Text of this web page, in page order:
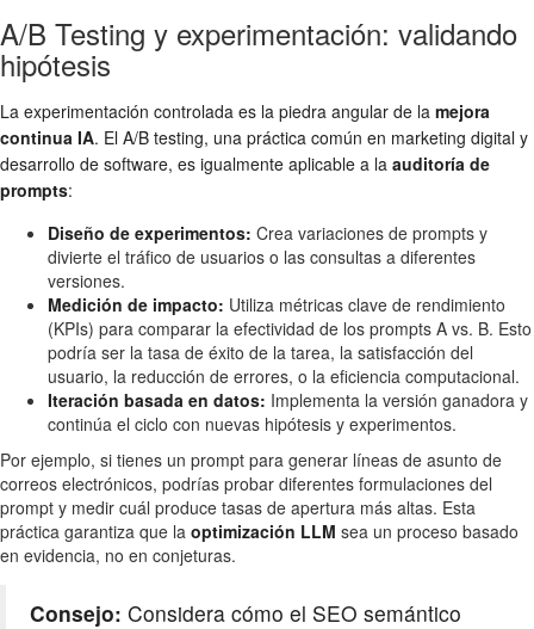
A/B Testing y experimentación: validando
hipótesis
La experimentación controlada es la piedra angular de la mejora
continua IA. El A/B testing, una práctica común en marketing digital y
desarrollo de software, es igualmente aplicable a la auditoría de
prompts:
Diseño de experimentos: Crea variaciones de prompts y
divierte el tráfico de usuarios o las consultas a diferentes
versiones.
Medición de impacto: Utiliza métricas clave de rendimiento
(KPIs) para comparar la efectividad de los prompts A vs. B. Esto
podría ser la tasa de éxito de la tarea, la satisfacción del
usuario, la reducción de errores, o la eficiencia computacional.
Iteración basada en datos: Implementa la versión ganadora y
continúa el ciclo con nuevas hipótesis y experimentos.
Por ejemplo, si tienes un prompt para generar líneas de asunto de
correos electrónicos, podrías probar diferentes formulaciones del
prompt y medir cuál produce tasas de apertura más altas. Esta
práctica garantiza que la optimización LLM sea un proceso basado
en evidencia, no en conjeturas.
Consejo: Considera cómo el SEO semántico